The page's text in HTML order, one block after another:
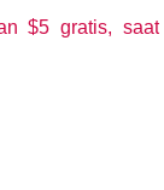
$5 gratis, saat